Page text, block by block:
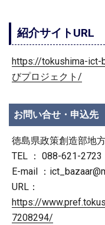
紹介サイトURL
https://tokushima-ict-
びプロジェクト/
お問い合せ・申込先
徳島県政策創造部地
TEL ： 088-621-
E-mail ：
URL：
https://
7208294/